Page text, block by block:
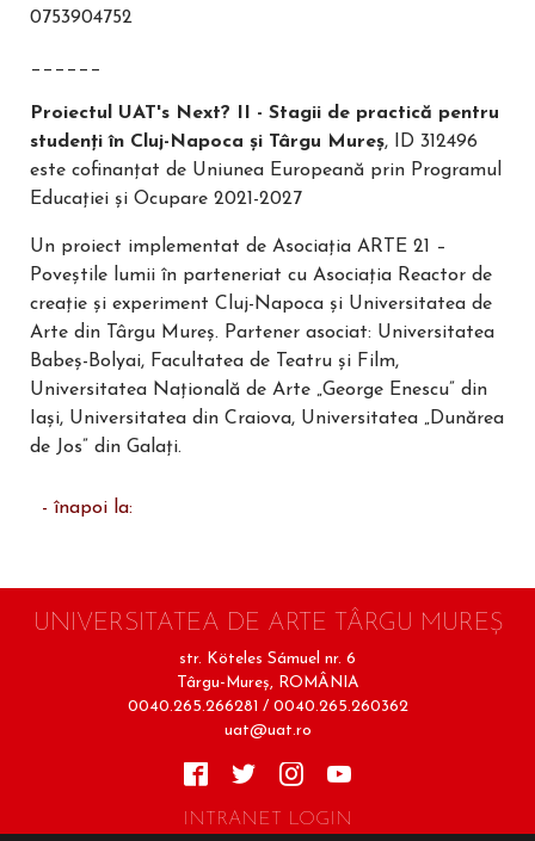
0753904752
______
Proiectul UAT's Next? II - Stagii de practică pentru
studenți în Cluj-Napoca și Târgu Mureș, ID 312496
este cofinanțat de Uniunea Europeană prin Programul
Educației și Ocupare 2021-2027
Un proiect implementat de Asociația ARTE 21 –
Poveștile lumii în parteneriat cu Asociația Reactor de
creație și experiment Cluj-Napoca și Universitatea de
Arte din Târgu Mureș. Partener asociat: Universitatea
Babeș-Bolyai, Facultatea de Teatru și Film,
Universitatea Națională de Arte „George Enescu” din
Iași, Universitatea din Craiova, Universitatea „Dunărea
de Jos” din Galați.
- înapoi la:
UNIVERSITATEA DE ARTE TÂRGU MUREŞ
str. Köteles Sámuel nr. 6
Târgu-Mureş, ROMÂNIA
0040.265.266281 / 0040.265.260362
uat@uat.ro
INTRANET LOGIN